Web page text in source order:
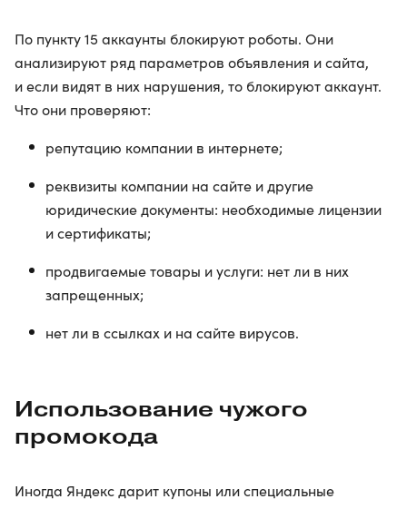
По пункту 15 аккаунты блокируют роботы. Они
анализируют ряд параметров объявления и сайта,
и если видят в них нарушения, то блокируют аккаунт.
Что они проверяют:
репутацию компании в интернете;
реквизиты компании на сайте и другие
юридические документы: необходимые лицензии
и сертификаты;
продвигаемые товары и услуги: нет ли в них
запрещенных;
нет ли в ссылках и на сайте вирусов.
Использование чужого
промокода
Иногда Яндекс дарит купоны или специальные